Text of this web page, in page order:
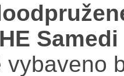
vybaveno